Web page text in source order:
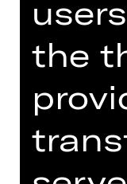
Choreograf
Der
Stipendien
die
the